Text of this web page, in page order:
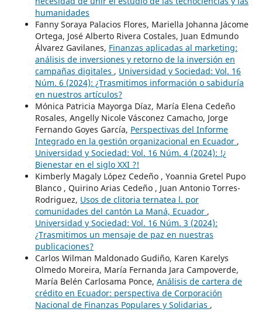
humanidades
Fanny Soraya Palacios Flores, Mariella Johanna Jácome
Ortega, José Alberto Rivera Costales, Juan Edmundo
Álvarez Gavilanes, Finanzas aplicadas al marketing:
análisis de inversiones y retorno de la inversión en
campañas digitales , Universidad y Sociedad: Vol. 16
Núm. 6 (2024): ¿Trasmitimos información o sabiduría
en nuestros artículos?
Mónica Patricia Mayorga Díaz, María Elena Cedeño
Rosales, Angelly Nicole Vásconez Camacho, Jorge
Fernando Goyes García, Perspectivas del Informe
Integrado en la gestión organizacional en Ecuador ,
Universidad y Sociedad: Vol. 16 Núm. 4 (2024): !¿
Bienestar en el siglo XXI ?!
Kimberly Magaly López Cedeño , Yoannia Gretel Pupo
Blanco , Quirino Arias Cedeño , Juan Antonio Torres-
Rodriguez, Usos de clitoria ternatea l. por
comunidades del cantón La Maná, Ecuador ,
Universidad y Sociedad: Vol. 16 Núm. 3 (2024):
¿Trasmitimos un mensaje de paz en nuestras
publicaciones?
Carlos Wilman Maldonado Gudiño, Karen Karelys
Olmedo Moreira, María Fernanda Jara Campoverde,
María Belén Carlosama Ponce, Análisis de cartera de
crédito en Ecuador: perspectiva de Corporación
Nacional de Finanzas Populares y Solidarias ,